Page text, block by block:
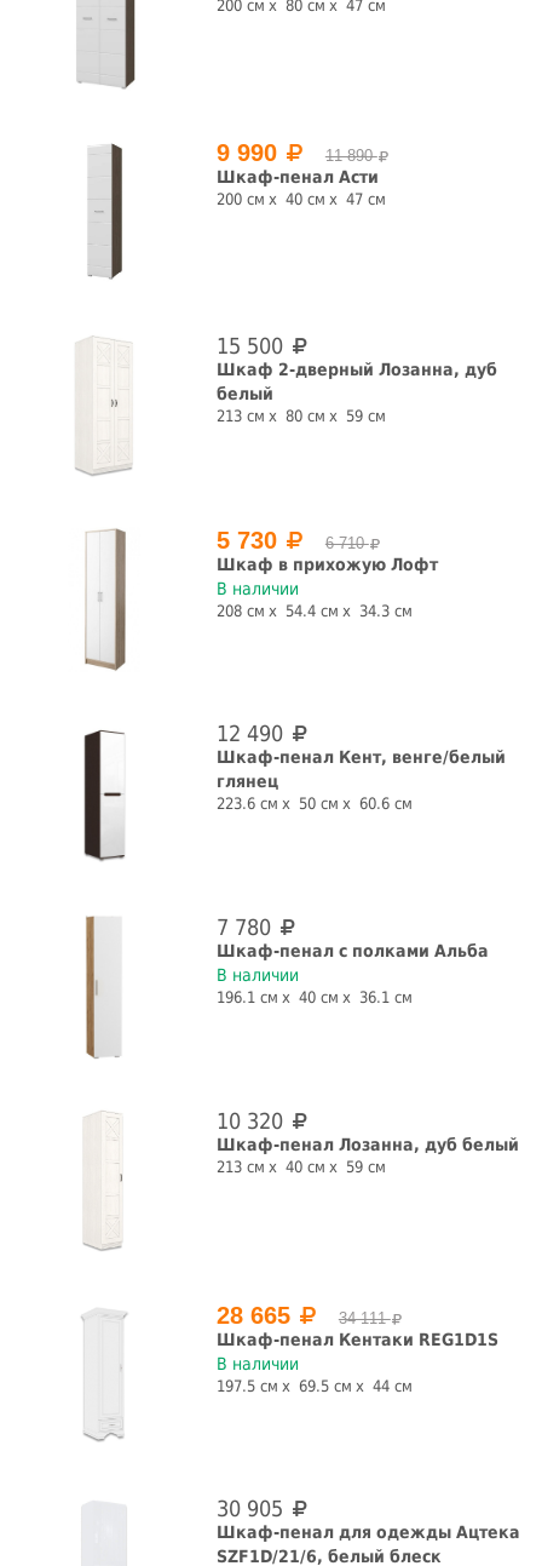
для одежды для прихожей книжный
шкаф
Количество дверей, шт.
5 шт.
Наличие зеркала Глянец
С ящиками
да
шкаф
Страна производства
СБРОСИТЬ ФИЛЬТРЫ
200 см 80 см 47 см
9 990 11 890
Шкаф-пенал Асти
200 см 40 см 47 см
15 500
Шкаф 2-дверный Лозанна, дуб
белый
213 см 80 см 59 см
5 730 6 710
Шкаф в прихожую Лофт
В наличии
208 см 54.4 см 34.3 см
12 490
Шкаф-пенал Кент, венге/белый
глянец
223.6 см 50 см 60.6 см
7 780
Шкаф-пенал с полками Альба
В наличии
196.1 см 40 см 36.1 см
10 320
Шкаф-пенал Лозанна, дуб белый
213 см 40 см 59 см
28 665 34 111
Шкаф-пенал Кентаки REG1D1S
В наличии
197.5 см 69.5 см 44 см
30 905
Шкаф-пенал для одежды Ацтека
SZF1D/21/6, белый блеск